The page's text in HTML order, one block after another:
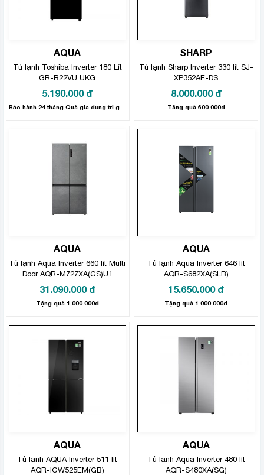
AQUA
Tủ lạnh Toshiba Inverter 180 Lít
GR-B22VU UKG
5.190.000 đ
SHARP
Tủ lạnh Sharp Inverter 330 lít SJ-
XP352AE-DS
8.000.000 đ
Tặng quà 600.000đ
AQUA
Tủ lạnh Aqua Inverter 660 lít Multi
Door AQR-M727XA(GS)U1
31.090.000 đ
Tặng quà 1.000.000đ
AQUA
Tủ lạnh Aqua Inverter 646 lít
AQR-S682XA(SLB)
15.650.000 đ
Tặng quà 1.000.000đ
AQUA
Tủ lạnh AQUA Inverter 511 lít
AQR-IGW525EM(GB)
AQUA
Tủ lạnh Aqua Inverter 480 lít
AQR-S480XA(SG)